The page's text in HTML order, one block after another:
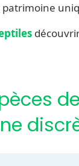
patrimoine